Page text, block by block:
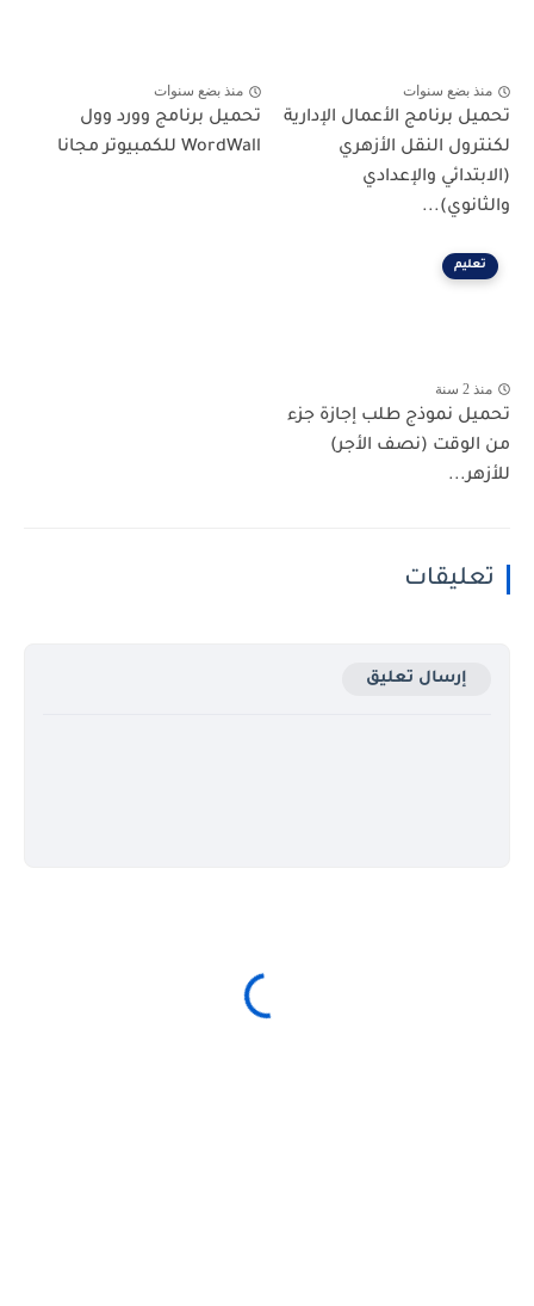
منذ بضع سنوات
تحميل برنامج الأعمال الإدارية
لكنترول النقل الأزهري
(الابتدائي والإعدادي
والثانوي)...
منذ بضع سنوات
تحميل برنامج وورد وول
WordWall للكمبيوتر مجانا
تعليم
منذ 2 سنة
تحميل نموذج طلب إجازة جزء
من الوقت (نصف الأجر)
للأزهر...
تعليقات
إرسال تعليق